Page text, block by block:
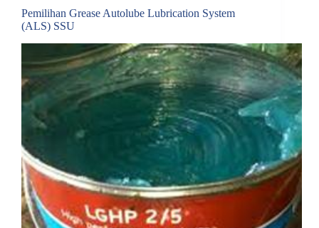
Pemilihan Grease Autolube Lubrication System
(ALS) SSU